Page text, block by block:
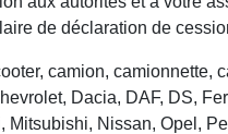
de déclaration de
camion, camionnette,
Dacia, DAF, DS,
Nissan, Opel,